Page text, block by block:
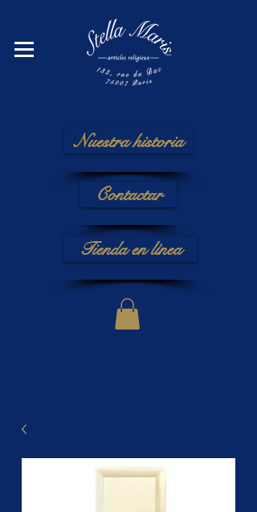
Nuestra historia
Contactar
Tienda en línea